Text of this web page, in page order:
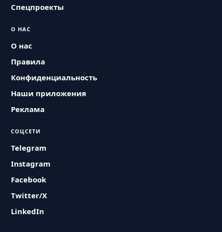
Спецпроекты
О НАС
О нас
Правила
Конфиденциальность
Наши приложения
Реклама
СОЦСЕТИ
Telegram
Instagram
Facebook
Twitter/X
LinkedIn